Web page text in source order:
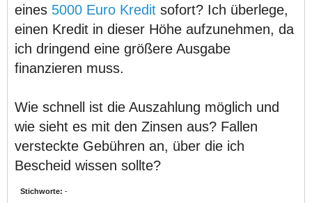
eines 5000 Euro Kredit sofort? Ich überlege,
einen Kredit in dieser Höhe aufzunehmen, da
ich dringend eine größere Ausgabe
finanzieren muss.
Wie schnell ist die Auszahlung möglich und
wie sieht es mit den Zinsen aus? Fallen
versteckte Gebühren an, über die ich
Bescheid wissen sollte?
Stichworte: -